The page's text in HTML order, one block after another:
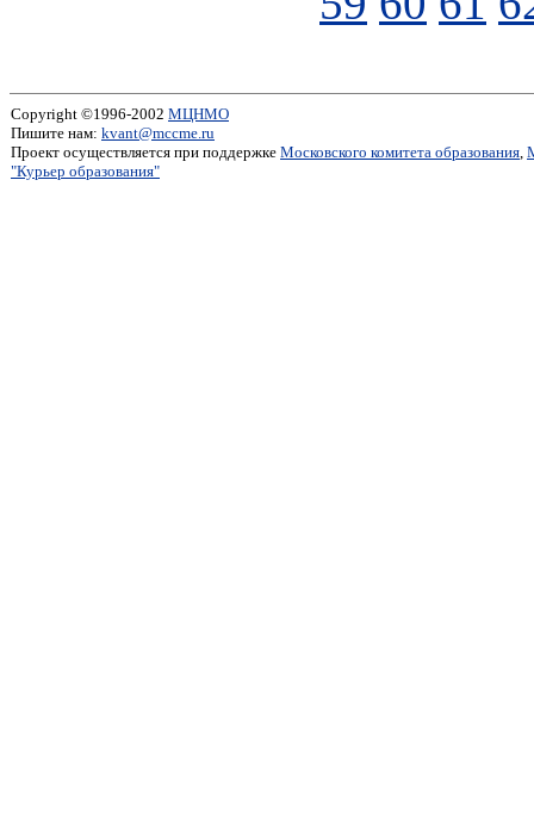
Copyright ©1996-2002 МЦНМО
Пишите нам: kvant@mccme.ru
Проект осуществляется при поддержке Московского комитета образования,
"Курьер образования"